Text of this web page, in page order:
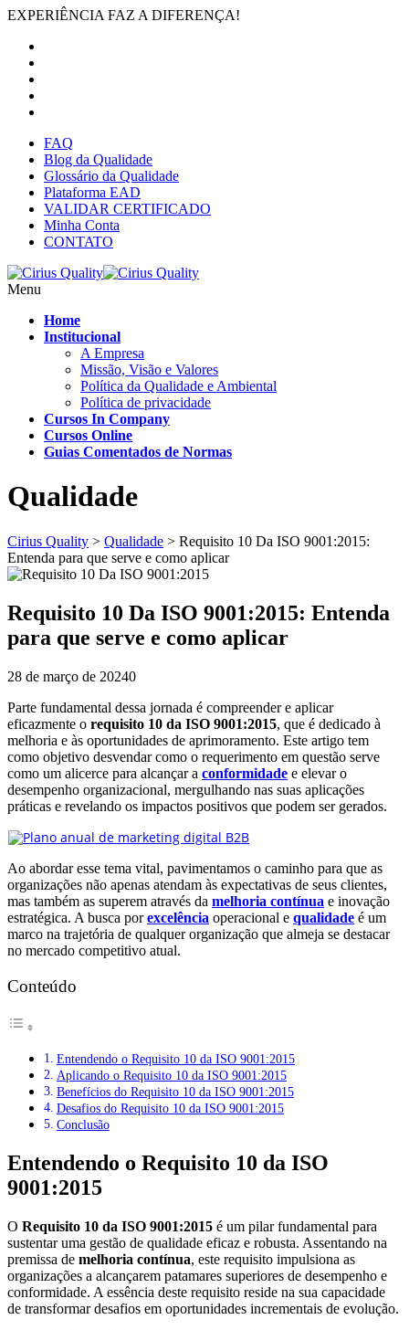
EXPERIÊNCIA FAZ A DIFERENÇA!
FAQ
Blog da Qualidade
Glossário da Qualidade
Plataforma EAD
VALIDAR CERTIFICADO
Minha Conta
CONTATO
Menu
Home
Institucional
A Empresa
Missão, Visão e Valores
Política da Qualidade e Ambiental
Política de privacidade
Cursos In Company
Cursos Online
Guias Comentados de Normas
Qualidade
Cirius Quality > Qualidade > Requisito 10 Da ISO 9001:2015:
Entenda para que serve e como aplicar
Requisito 10 Da ISO 9001:2015: Entenda
para que serve e como aplicar
28 de março de 20240
Parte fundamental dessa jornada é compreender e aplicar
eficazmente o requisito 10 da ISO 9001:2015, que é dedicado à
melhoria e às oportunidades de aprimoramento. Este artigo tem
como objetivo desvendar como o requerimento em questão serve
como um alicerce para alcançar a conformidade e elevar o
desempenho organizacional, mergulhando nas suas aplicações
práticas e revelando os impactos positivos que podem ser gerados.
Ao abordar esse tema vital, pavimentamos o caminho para que as
organizações não apenas atendam às expectativas de seus clientes,
mas também as superem através da melhoria contínua e inovação
estratégica. A busca porexcelência operacional e qualidade é um
marco na trajetória de qualquer organização que almeja se destacar
no mercado competitivo atual.
Conteúdo
Entendendo o Requisito 10 da ISO 9001:2015
Aplicando o Requisito 10 da ISO 9001:2015
Benefícios do Requisito 10 da ISO 9001:2015
Desafios do Requisito 10 da ISO 9001:2015
Conclusão
Entendendo o Requisito 10 da ISO
9001:2015
O Requisito 10 da ISO 9001:2015 é um pilar fundamental para
sustentar uma gestão de qualidade eficaz e robusta. Assentando na
premissa de melhoria contínua, este requisito impulsiona as
organizações a alcançarem patamares superiores de desempenho e
conformidade. A essência deste requisito reside na sua capacidade
de transformar desafios em oportunidades incrementais de evolução.